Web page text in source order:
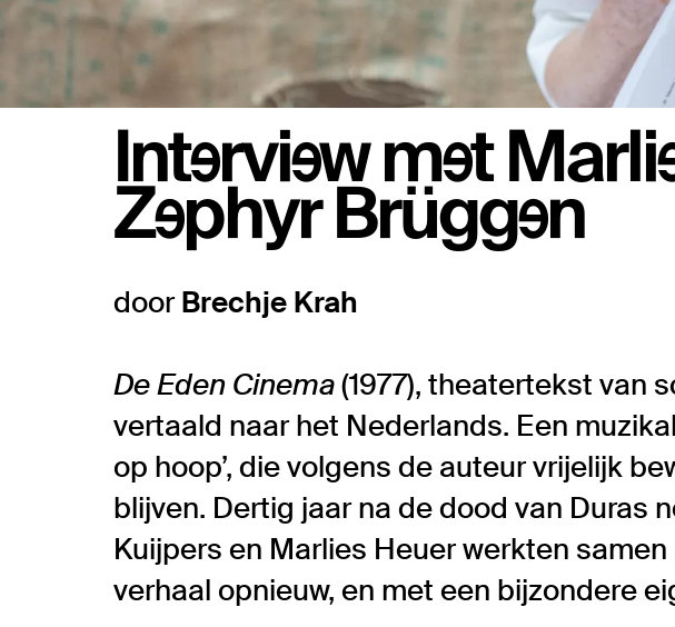
Interview met
Zephyr Brüggen
doorBrechje Krah
De Eden Cinema(1977), theatertekst van
vertaald naar het Nederlands. Een
op hoop’, die volgens de auteur vrijelijk
blijven. Dertig jaar na de dood van Duras
Kuijpers en Marlies Heuer werkten
verhaal opnieuw, en met een bijzondere